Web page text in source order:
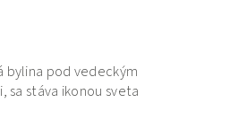
bylina pod vedeckým
sa stáva ikonou sveta